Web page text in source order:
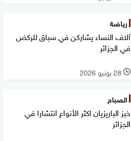
رياضة
آلاف النساء يشاركن في سباق للركض
في الجزائر
l 28 يونيو 2026
الصباح
خبز الباريزيان اكثر الأنواع انتشارا في
الجزائر